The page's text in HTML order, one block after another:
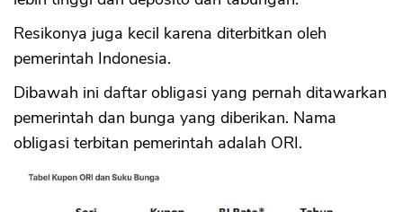
Resikonya juga kecil karena diterbitkan oleh
pemerintah Indonesia.
Dibawah ini daftar obligasi yang pernah ditawarkan
pemerintah dan bunga yang diberikan. Nama
obligasi terbitan pemerintah adalah ORI.